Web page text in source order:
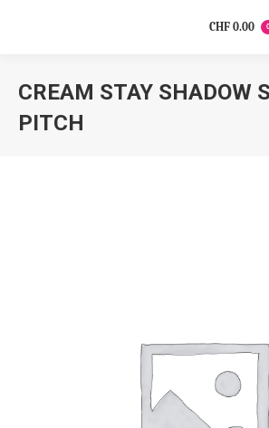
CHF 0.00 0
CREAM STAY SHADOW
PITCH